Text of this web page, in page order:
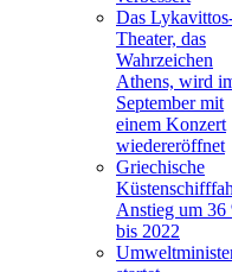
Das
Theater, das
Wahrzeichen
Athens, wird
September mit
einem Konzert
wiedereröffnet
Griechische
Anstieg um 36
bis 2022